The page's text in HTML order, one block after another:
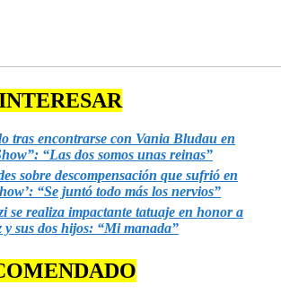
tras encontrarse con Vania Bludau en
“Las dos somos unas reinas”
sobre descompensación que sufrió en
“Se juntó todo más los nervios”
se realiza impactante tatuaje en honor a
y sus dos hijos: “Mi manada”